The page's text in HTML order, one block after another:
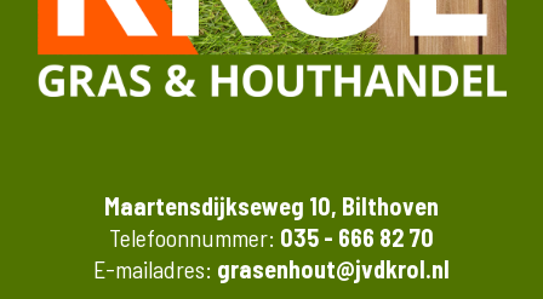
Maartensdijkseweg 10, Bilthoven
Telefoonnummer: 035 - 666 82 70
E-mailadres: grasenhout@jvdkrol.nl